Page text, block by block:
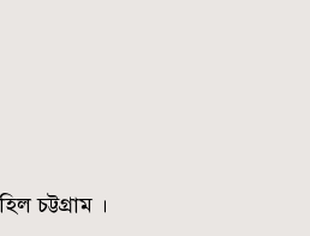
চট্টগ্রাম ।